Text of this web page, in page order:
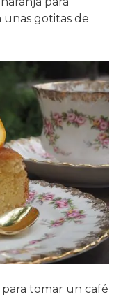
gotitas de
tomar un café